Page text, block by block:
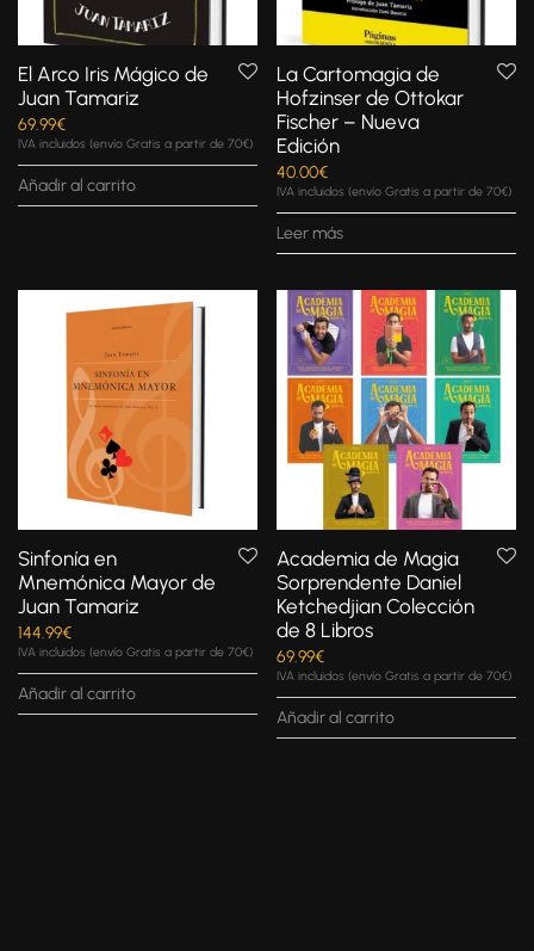
El Arco Iris Mágico de
Juan Tamariz
69.99€
IVA incluidos (envío Gratis a partir de 70€)
Añadir al carrito
La Cartomagia de
Hofzinser de Ottokar
Fischer – Nueva
Edición
40.00€
IVA incluidos (envío Gratis a partir de 70€)
Leer más
Sinfonía en
Mnemónica Mayor de
Juan Tamariz
144.99€
IVA incluidos (envío Gratis a partir de 70€)
Añadir al carrito
Academia de Magia
Sorprendente Daniel
Ketchedjian Colección
de 8 Libros
69.99€
IVA incluidos (envío Gratis a partir de 70€)
Añadir al carrito